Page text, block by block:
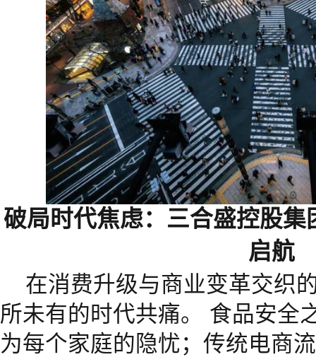
破局时代焦虑：三合盛控股集
启航
在消费升级与商业变革交织
所未有的时代共痛。 食品安全
为每个家庭的隐忧；传统电商